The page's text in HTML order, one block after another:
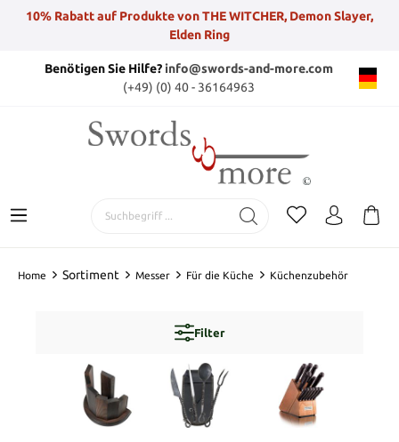
10% Rabatt auf Produkte von THE WITCHER, Demon Slayer,
Elden Ring
Benötigen Sie Hilfe?info@swords-and-more.com
(+49) (0) 40 - 36164963
Home Sortiment Messer Für die Küche Küchenzubehör
Filter